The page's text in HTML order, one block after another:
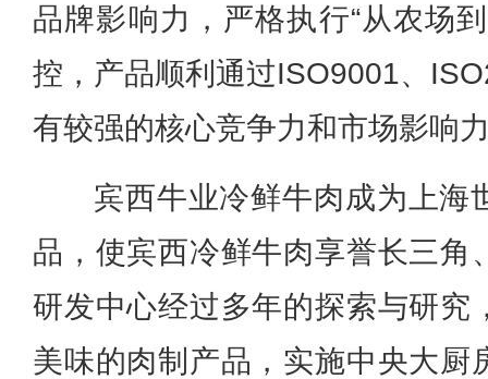
品牌影响力，严格执行“从农场
控，产品顺利通过ISO9001、
有较强的核心竞争力和市场影响
宾西牛业冷鲜牛肉成为上海
品，使宾西冷鲜牛肉享誉长三角
研发中心经过多年的探索与研究
美味的肉制产品，实施中央大厨